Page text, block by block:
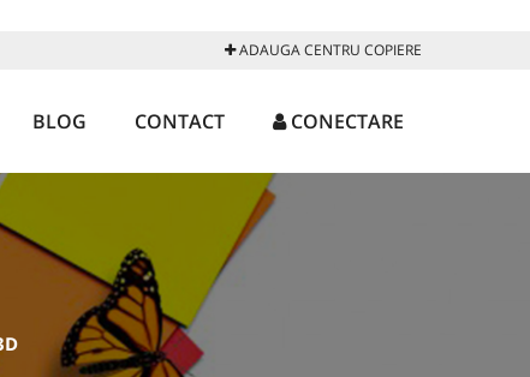
ADAUGA CENTRU COPIERE
BLOG CONTACT CONECTARE